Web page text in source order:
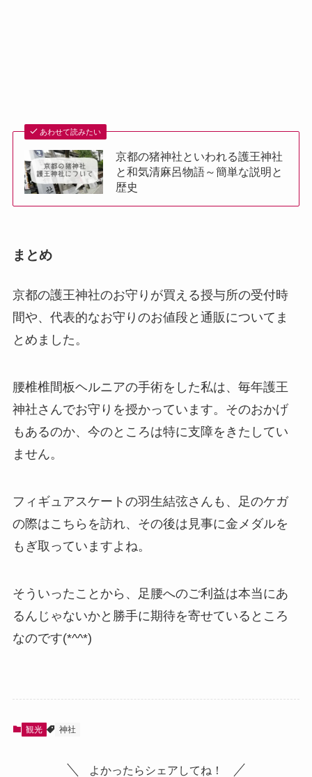
あわせて読みたい
京都の猪神社といわれる護王神社
と和気清麻呂物語～簡単な説明と
歴史
まとめ
京都の護王神社のお守りが買える授与所の受付時
間や、代表的なお守りのお値段と通販についてま
とめました。
腰椎椎間板ヘルニアの手術をした私は、毎年護王
神社さんでお守りを授かっています。そのおかげ
もあるのか、今のところは特に支障をきたしてい
ません。
フィギュアスケートの羽生結弦さんも、足のケガ
の際はこちらを訪れ、その後は見事に金メダルを
もぎ取っていますよね。
そういったことから、足腰へのご利益は本当にあ
るんじゃないかと勝手に期待を寄せているところ
なのです(*^^*)
観光 神社
よかったらシェアしてね！